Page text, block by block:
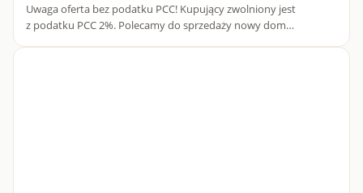
Uwaga oferta bez podatku PCC! Kupujący zwolniony jest
z podatku PCC 2%. Polecamy do sprzedaży nowy dom